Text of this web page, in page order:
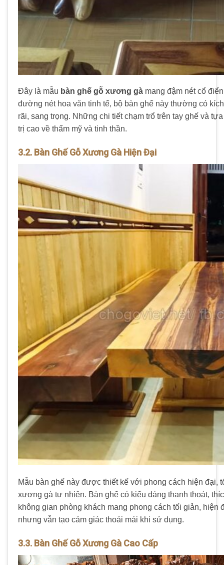
Đây là mẫu bàn ghế gỗ xương gà mang đậm nét cổ
đường nét hoa văn tinh tế, bộ bàn ghế này thường có
rãi, sang trọng. Những chi tiết chạm trổ trên tay ghế và
trị cao về thẩm mỹ và tinh thần.
3.2. Bàn Ghế Gỗ Xương Gà Hiện Đại
Mẫu bàn ghế này được thiết kế với phong cách hiện
xương gà tự nhiên. Bàn ghế có kiểu dáng thanh thoát,
không gian phòng khách mang phong cách tối giản,
nhưng vẫn tạo cảm giác thoải mái khi sử dụng.
3.3. Bàn Ghế Gỗ Xương Gà Cao Cấp